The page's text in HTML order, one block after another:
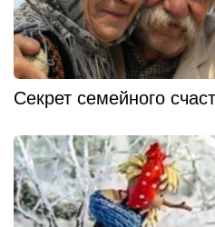
Секрет семейного